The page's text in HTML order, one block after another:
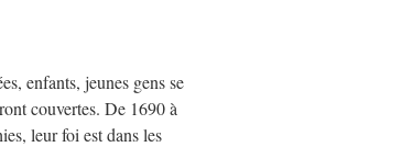
enfants, jeunes gens se
couvertes. De 1690 à
leur foi est dans les